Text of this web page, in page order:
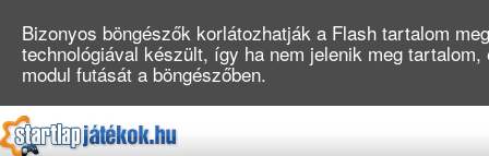
Bizonyos böngészők korlátozhatják a Flash tartalom
technológiával készült, így ha nem jelenik meg
modul futását a böngészőben.